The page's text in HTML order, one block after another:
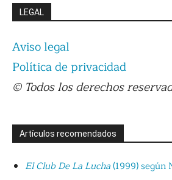
LEGAL
Aviso legal
Política de privacidad
© Todos los derechos
Artículos recomendados
El Club De La Lucha(1999) según